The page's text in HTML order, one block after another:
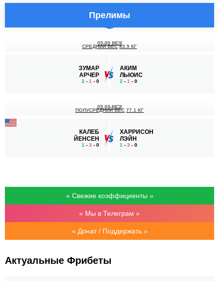
Прелимы
ЗУМАР
АРЧЕР
2 - 1 - 0
05:30 МСК
СРЕДНИЙ ВЕС 83.9 КГ
АКИМ
ЛЬЮИС
2 - 1 - 0
КАЛЕБ
ЙЕНСЕН
1 - 3 - 0
05:00 МСК
ПОЛУСРЕДНИЙ ВЕС 77.1 КГ
ХАРРИСОН
ЛЭЙН
1 - 3 - 0
« Свежие коэффициенты »
« Мы в Телеграм »
« Донат / Поддержать »
Актуальные Фрибеты